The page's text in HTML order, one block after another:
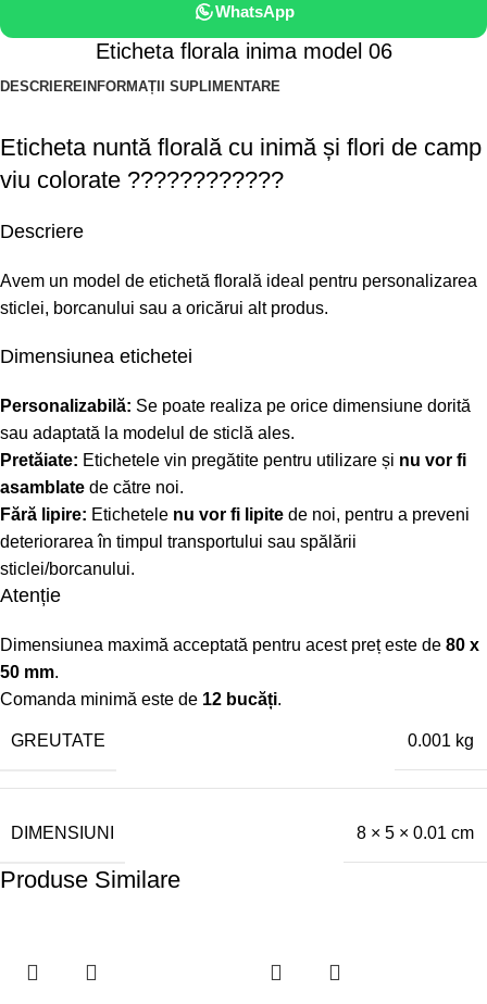
WhatsApp
Eticheta florala inima model 06
DESCRIERE INFORMAȚII SUPLIMENTARE
Eticheta nuntă florală cu inimă și flori de camp
viu colorate ????????????
Descriere
Avem un model de etichetă florală ideal pentru personalizarea
sticlei, borcanului sau a oricărui alt produs.
Dimensiunea etichetei
Personalizabilă: Se poate realiza pe orice dimensiune dorită
sau adaptată la modelul de sticlă ales.
Pretăiate: Etichetele vin pregătite pentru utilizare și nu vor fi
asamblate de către noi.
Fără lipire: Etichetele nu vor fi lipite de noi, pentru a preveni
deteriorarea în timpul transportului sau spălării
sticlei/borcanului.
Atenție
Dimensiunea maximă acceptată pentru acest preț este de 80 x
50 mm.
Comanda minimă este de 12 bucăți.
GREUTATE 0.001 kg
DIMENSIUNI 8 × 5 × 0.01 cm
Produse Similare